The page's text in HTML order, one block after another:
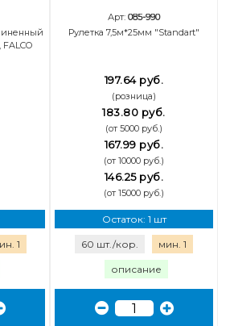
FALCO
1
Арт: 085-990
Рулетка 7,5м*25мм "Standart"
197.64 руб.
(розница)
183.80 руб.
(от 5000 руб.)
167.99 руб.
(от 10000 руб.)
146.25 руб.
(от 15000 руб.)
Остаток: 1 шт
60 шт./кор. мин. 1
описание